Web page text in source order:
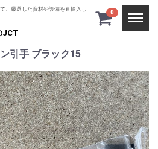
、厳選した資材や設備を直輸入し
JCT
0
引手 ブラック15